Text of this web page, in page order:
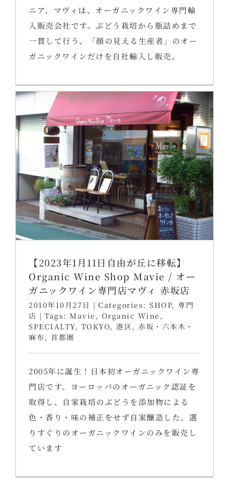
ニア、マヴィは、オーガニックワイン専門輸
入販売会社です。ぶどう栽培から瓶詰めまで
一貫して行う、「顔の見える生産者」のオー
ガニックワインだけを自社輸入し販売。
【2023年1月11日自由が丘に移転】
Organic Wine Shop Mavie / オー
ガニックワイン専門店マヴィ 赤坂店
2010年10月27日 | Categories: SHOP, 専門
店 | Tags: Mavie , Organic Wine ,
SPECIALTY, TOKYO, 港区 , 赤坂・六本木・
麻布 , 首都圏
2005年に誕生！日本初オーガニックワイン専
門店です。ヨーロッパのオーガニック認証を
取得し、自家栽培のぶどうを添加物による
色・香り・味の補正をせず自家醸造した、選
りすぐりのオーガニックワインのみを販売し
ています